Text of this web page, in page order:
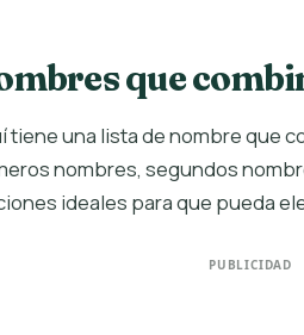
que
tiene una lista de nombre que
nombres, segundos
ideales para que pueda
PUBLICIDAD